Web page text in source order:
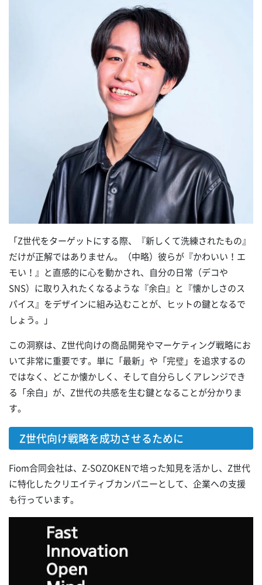
「Z世代をターゲットにする際、『新しくて洗練されたもの』
だけが正解ではありません。（中略）彼らが『かわいい！エ
モい！』と直感的に心を動かされ、自分の日常（デコや
SNS）に取り入れたくなるような『余白』と『懐かしさのス
パイス』をデザインに組み込むことが、ヒットの鍵となるで
しょう。」
この洞察は、Z世代向けの商品開発やマーケティング戦略にお
いて非常に重要です。単に「最新」や「完璧」を追求するの
ではなく、どこか懐かしく、そして自分らしくアレンジでき
る「余白」が、Z世代の共感を生む鍵となることが分かりま
す。
Z世代向け戦略を成功させるために
Fiom合同会社は、Z-SOZOKENで培った知見を活かし、Z世代
に特化したクリエイティブカンパニーとして、企業への支援
も行っています。